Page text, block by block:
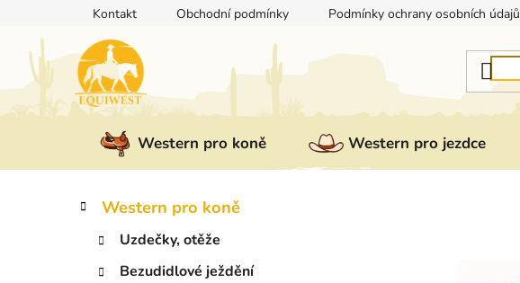
obsah
Kontakt Obchodní podmínky Podmínky ochrany osobních údajů
Western pro koně Western pro jezdce
PPřeskočit
kategorie
K
a
Western pro koně
Uzdečky, otěže
Bezudidlové ježdění